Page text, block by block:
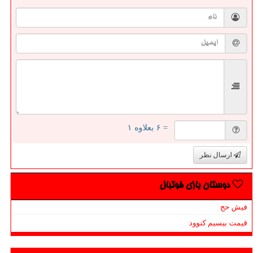
= ۶ بعلاوه ۱
ارسال نظر
دوستان بازی فوتبال
فیش حج
قیمت بیسیم کنوود